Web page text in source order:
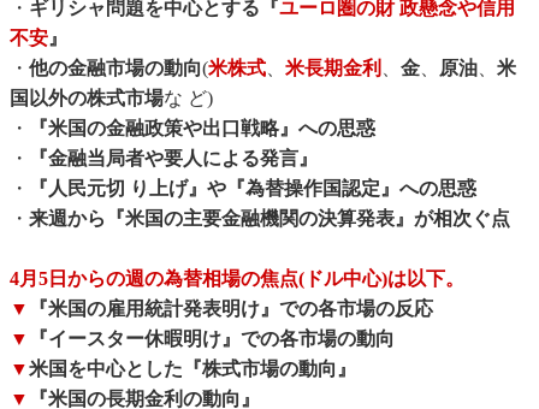
・ ギリシャ問題を中心とする『ユーロ圏の財 政懸念や信用
不安』
・ 他の金融市場の動向(米株式、 米長期金利 、 金、 原油、 米
国以外の株式市場な ど)
・
『米国の金融政策や出口戦略』への思惑
・
『金融当局者や要人による発言』
・
『人民元切 り上げ』や『為替操作国認定』への思惑
・ 来週から『米国の主要金融機関の決算発表』が相次ぐ点
4月5日からの週の為替相場の焦点(ドル中心)は以下。
▼
『米国の雇用統計発表明け』での各市場の反応
▼
『イースター休暇明け』での各市場の動向
▼米国を中心とした『株式市場の動向』
▼
『米国の長期金利の動向』